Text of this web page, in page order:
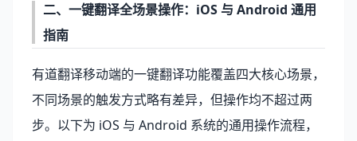
二、一键翻译全场景操作：iOS 与 Android 通用
指南
有道翻译移动端的一键翻译功能覆盖四大核心场景，
不同场景的触发方式略有差异，但操作均不超过两
步。以下为 iOS 与 Android 系统的通用操作流程，